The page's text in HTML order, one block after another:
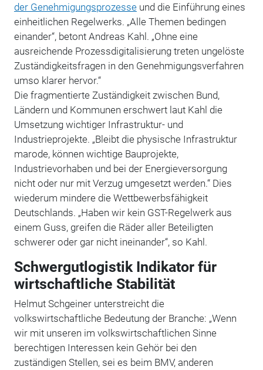
der Genehmigungsprozesseund die Einführung eines
einheitlichen Regelwerks. „Alle Themen bedingen
einander“, betont Andreas Kahl. „Ohne eine
ausreichende Prozessdigitalisierung treten ungelöste
Zuständigkeitsfragen in den Genehmigungsverfahren
umso klarer hervor.“
Die fragmentierte Zuständigkeit zwischen Bund,
Ländern und Kommunen erschwert laut Kahl die
Umsetzung wichtiger Infrastruktur- und
Industrieprojekte. „Bleibt die physische Infrastruktur
marode, können wichtige Bauprojekte,
Industrievorhaben und bei der Energieversorgung
nicht oder nur mit Verzug umgesetzt werden.“ Dies
wiederum mindere die Wettbewerbsfähigkeit
Deutschlands. „Haben wir kein GST-Regelwerk aus
einem Guss, greifen die Räder aller Beteiligten
schwerer oder gar nicht ineinander“, so Kahl.
Schwergutlogistik Indikator für
wirtschaftliche Stabilität
Helmut Schgeiner unterstreicht die
volkswirtschaftliche Bedeutung der Branche: „Wenn
wir mit unseren im volkswirtschaftlichen Sinne
berechtigen Interessen kein Gehör bei den
zuständigen Stellen, sei es beim BMV, anderen